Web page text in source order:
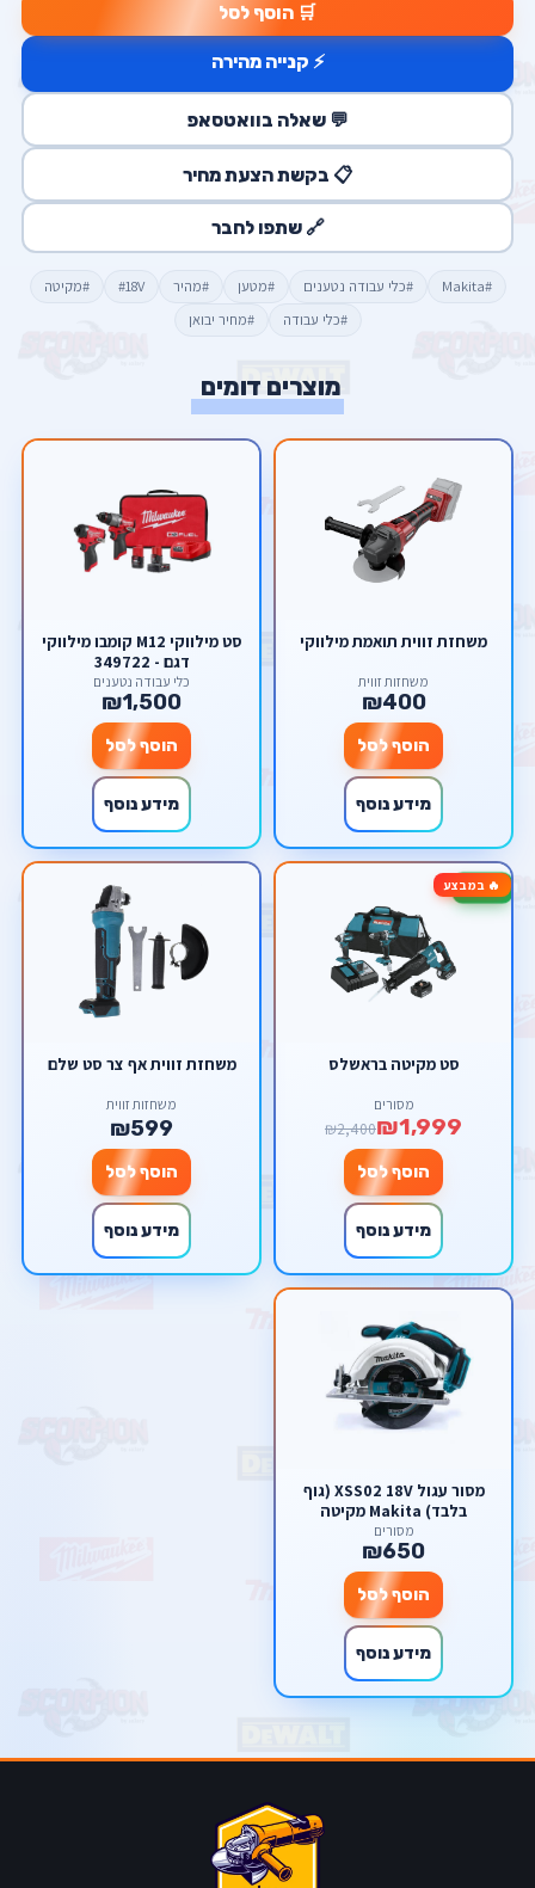
🛒 הוסף לסל
⚡ קנייה מהירה
💬 שאלה בוואטסאפ
📋 בקשת הצעת מחיר
🔗 שתפו לחבר
#Makita #כלי עבודה נטענים #מטען #מהיר #18V
#מקיטה
#כלי עבודה
#מחיר יבואן
מוצרים דומים
משחזת זווית תואמת מילווקי
משחזות זווית
₪400
הוסף לסל
מידע נוסף
סט מילווקי M12 קומבו מילווקי
דגם - 349722
כלי עבודה נטענים
₪1,500
הוסף לסל
מידע נוסף
🔥 במבצע-17%
סט מקיטה בראשלס
מסורים
₪1,999
₪2,400
הוסף לסל
מידע נוסף
משחזת זווית אף צר סט שלם
משחזות זווית
₪599
הוסף לסל
מידע נוסף
מסור עגול XSS02 18V (גוף
בלבד) Makita מקיטה
מסורים
₪650
הוסף לסל
מידע נוסף